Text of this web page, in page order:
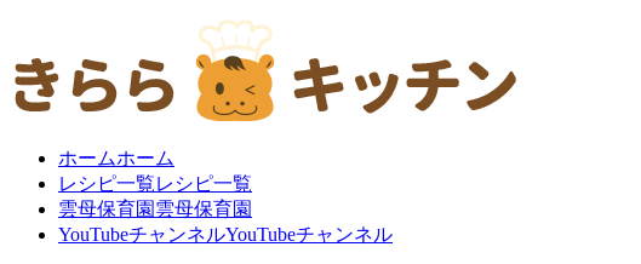
ホームホーム
レシピ一覧レシピ一覧
雲母保育園 雲母保育園
YouTubeチャンネルYouTubeチャンネル